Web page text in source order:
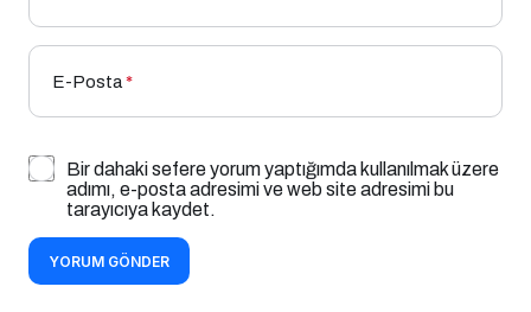
E-Posta*
Bir dahaki sefere yorum yaptığımda kullanılmak üzere
adımı, e-posta adresimi ve web site adresimi bu
tarayıcıya kaydet.
YORUM GÖNDER